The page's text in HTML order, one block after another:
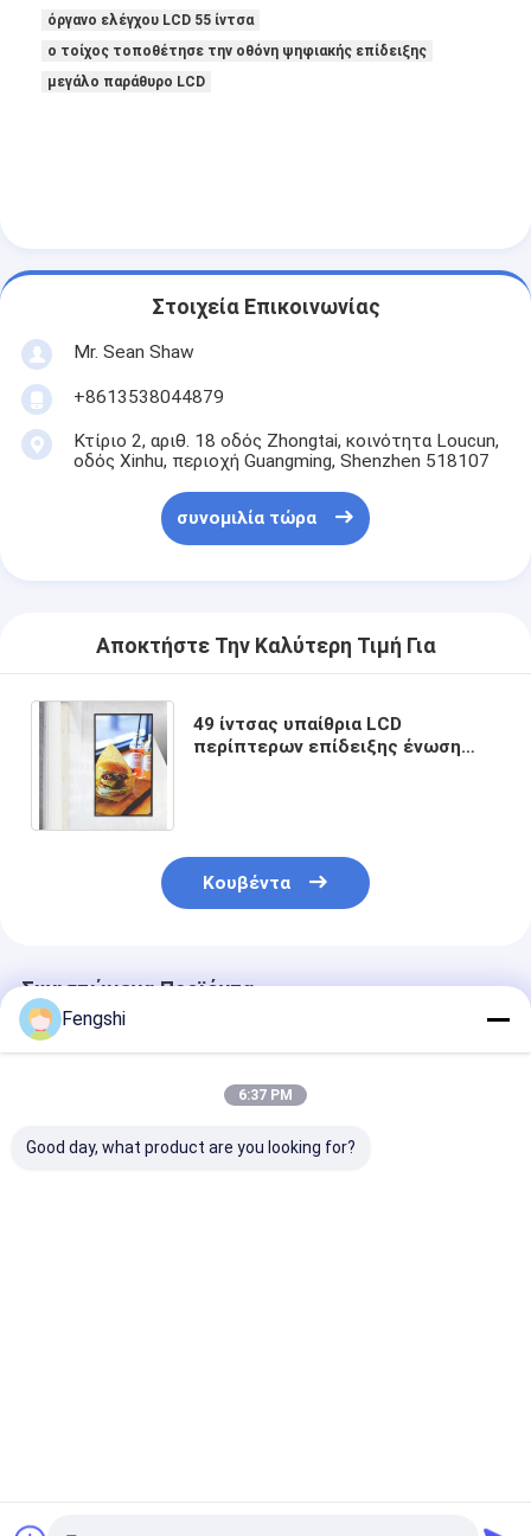
όργανο ελέγχου LCD 55 ίντσα
ο τοίχος τοποθέτησε την οθόνη ψηφιακής επίδειξης
μεγάλο παράθυρο LCD
Στοιχεία Επικοινωνίας
Mr. Sean Shaw
+8613538044879
Κτίριο 2, αριθ. 18 οδός Zhongtai, κοινότητα Loucun,
οδός Xinhu, περιοχή Guangming, Shenzhen 518107
συνομιλία τώρα
Αποκτήστε Την Καλύτερη Τιμή Για
49 ίντσας υπαίθρια LCD
περίπτερων επίδειξης ένωση
Κουβέντα
Συνιστώμενα Προϊόντα
Fengshi
6:37 PM
Good day, what product are you looking for?